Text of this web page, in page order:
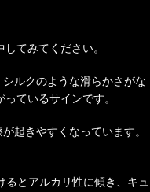
てみてください。
ルクのような滑らかさがな
ているサインです。
起きやすくなっています。
とアルカリ性に傾き、キュ